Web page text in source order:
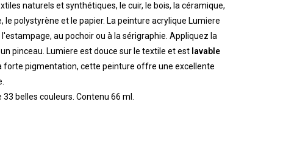
naturels et synthétiques, le cuir, le bois, la céramique,
le polystyrène et le papier. La peinture acrylique Lumiere
au pochoir ou à la sérigraphie. Appliquez la
pinceau. Lumiere est douce sur le textile et est lavable
forte pigmentation, cette peinture offre une excellente
belles couleurs. Contenu 66 ml.